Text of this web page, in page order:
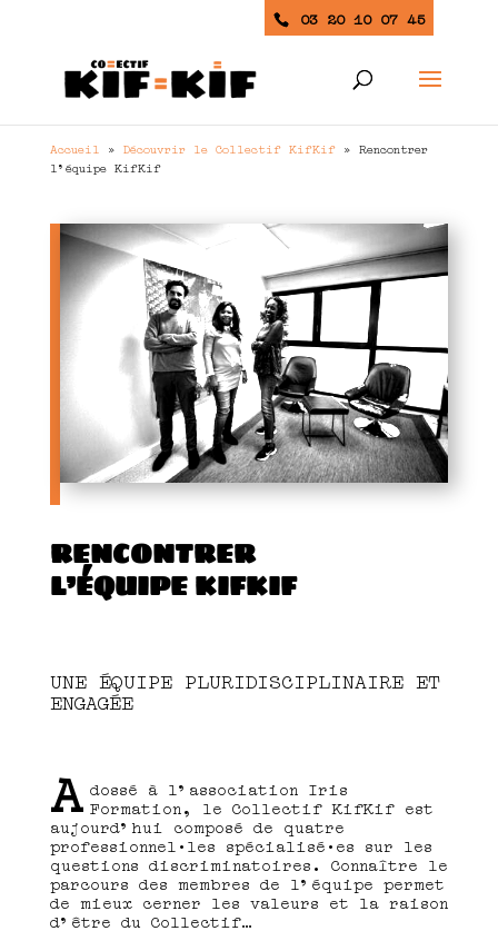
03 20 10 07 45
Accueil » Découvrir le Collectif KifKif» Rencontrer
l’équipe KifKif
RENCONTRER
L’ÉQUIPE KIFKIF
UNE ÉQUIPE PLURIDISCIPLINAIRE ET
ENGAGÉE
A dossé à l’association Iris
Formation, le Collectif KifKif est
aujourd’hui composé de quatre
professionnel·les spécialisé·es sur les
questions discriminatoires. Connaître le
parcours des membres de l’équipe permet
de mieux cerner les valeurs et la raison
d’être du Collectif…